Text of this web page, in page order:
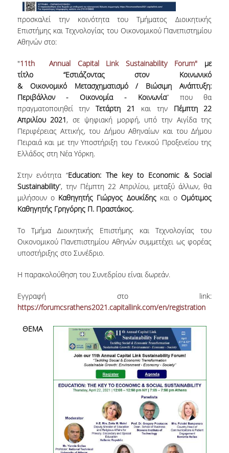
ΜΕΛΗ ΔΕΠ
ΕΠΙΤΙΜΟΙ ΔΙΔΑΚΤΟΡΕΣ
ΜΕΛΗ Ε.ΔΙ.Π.
ΜΕΛΗ Ε.Τ.Ε.Π.
ΔΙΟΙΚΗΤΙΚΟ ΠΡΟΣΩΠΙΚΟ
ΜΕΤΑΔΙΔΑΚΤΟΡΙΚΟΙ ΕΡΕΥΝΗΤΕΣ
ΜΗΤΡΩΟ ΜΕΛΩΝ ΤΜΗΜΑΤΟΣ
ΠΡΟΠΤΥΧΙΑΚΕΣ ΣΠΟΥΔΕΣ
ΠΡΟΓΡΑΜΜΑ ΣΠΟΥΔΩΝ
ΜΑΘΗΜΑΤΑ ΠΡΟΓΡΑΜΜΑΤΟΣ ΣΠΟΥΔΩΝ
ΑΛΛΑ ΤΜΗΜΑΤΑ
ΒΡΑΒΕΙΑ ΕΡΓΑΣΙΩΝ
ΠΡΑΚΤΙΚΗ ΑΣΚΗΣΗ ΚΑΙ ΠΤΥΧΙΑΚΗ ΕΡΓΑΣΙΑ
ΕΥΚΑΙΡΙΕΣ ΓΙΑ ΠΡΑΚΤΙΚΗ ΑΣΚΗΣΗ
TESTIMONIALS ΠΡΑΚΤΙΚΗΣ ΑΣΚΗΣΗΣ
ΔΙΔΑΣΚΑΛΙΑ ΚΑΙ ΕΞΕΤΑΣΕΙΣ
ΔΙΑΧΕΙΡΙΣΗ ΠΑΡΑΠΟΝΩΝ ΦΟΙΤΗΤΩΝ
TUTORS ΦΟΙΤΗΤΩΝ
ΜΕΤΑΠΤΥΧΙΑΚΕΣ ΣΠΟΥΔΕΣ
προσκαλεί την κοινότητα του Τμήματος Διοικητικής
Επιστήμης και Τεχνολογίας του Οικονομικού Πανεπιστημίου
Αθηνών στο:
"11th Annual Capital Link Sustainability Forum" με
τίτλο “Εστιάζοντας στον Kοινωνικό
& Oικονομικό Mετασχηματισμό / Βιώσιμη Ανάπτυξη:
Περιβάλλον - Οικονομία - Κοινωνία” που θα
πραγματοποιηθεί τηνΤετάρτη 21 και την Πέμπτη 22
Απριλίου 2021, σε ψηφιακή μορφή, υπό την Αιγίδα της
Περιφέρειας Αττικής, του Δήμου Αθηναίων και του Δήμου
Πειραιά και με την Υποστήριξη του Γενικού Προξενείου της
Ελλάδος στη Νέα Υόρκη.
Στην ενότητα “Εducation: Τhe key to Εconomic &Social
Sustainability”, την Πέμπτη 22 Απριλίου, μεταξύ άλλων, θα
μιλήσουν ο Καθηγητής Γιώργος Δουκίδηςκαι οΟμότιμος
Καθηγητής Γρηγόρης Π. Πραστάκος.
Το Τμήμα Διοικητικής Επιστήμης και Τεχνολογίας του
Οικονομικού Πανεπιστημίου Αθηνών συμμετέχει ως φορέας
υποστήριξης στο Συνέδριο.
Η παρακολούθηση του Συνεδρίου είναι δωρεάν.
Εγγραφή στο link:
https://forumcsrathens2021.capitallink.com/en/registration
ΘΕΜΑ